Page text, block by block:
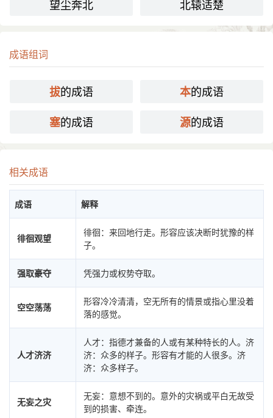
望尘奔北 北辕适楚
成语组词
拔的成语 本的成语
塞的成语 源的成语
相关成语
成语 解释
徘徊观望
徘徊：来回地行走。形容应该决断时犹豫的样
子。
强取豪夺 凭强力或权势夺取。
空空荡荡
形容冷冷清清，空无所有的情景或指心里没着
落的感觉。
人才济济
人才：指德才兼备的人或有某种特长的人。济
济：众多的样子。形容有才能的人很多。济
济：众多样子。
无妄之灾
无妄：意想不到的。意外的灾祸或平白无故受
到的损害、牵连。